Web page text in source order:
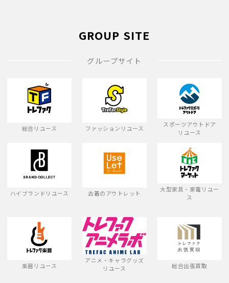
GROUP SITE
グループサイト
総合リユース ファッションリユース
スポーツアウトドア
リユース
ハイブランドリユース 古着のアウトレット
大型家具・家電リユー
ス
楽器リユース
アニメ・キャラグッズ
リユース
総合出張買取